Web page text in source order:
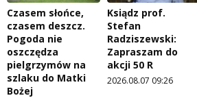
Czasem słońce,
czasem deszcz.
Pogoda nie
oszczędza
pielgrzymów na
szlaku do Matki
Bożej
Ksiądz prof.
Stefan
Radziszewski:
Zapraszam do
akcji 50 R
2026.08.07 09:26